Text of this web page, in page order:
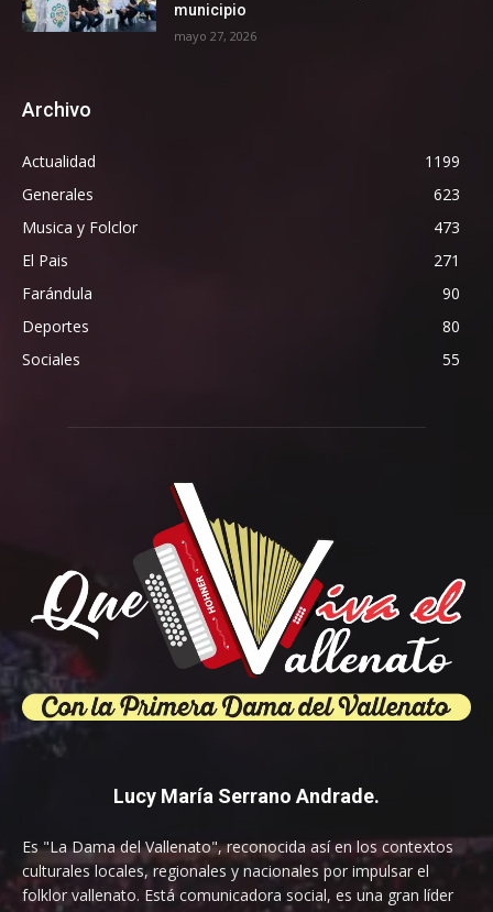
municipio
mayo 27, 2026
Archivo
Actualidad
1199
Generales
623
Musica y Folclor
473
El Pais
271
Farándula
90
Deportes
80
Sociales
55
Lucy María Serrano Andrade.
Es "La Dama del Vallenato", reconocida así en los contextos
culturales locales, regionales y nacionales por impulsar el
folklor vallenato. Está comunicadora social, es una gran líder